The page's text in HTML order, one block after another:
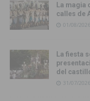
La magia
calles de
01/08/2026
La fiesta
del
31/07/2026